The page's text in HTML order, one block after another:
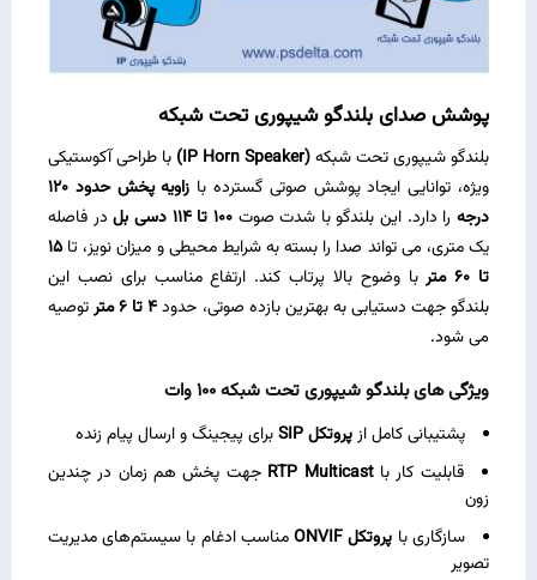
پوشش صدای بلندگو شیپوری تحت شبکه
بلندگو شیپوری تحت شبکه(IP Horn Speaker)
با طراحی آکوستیکی
ویژه، توانایی ایجاد پوشش صوتی گسترده با زاویه پخش حدود 120
درجهرا دارد. این بلندگو با شدت صوت100 تا114 دسی ‌بلدر فاصله
یک متری، می‌ تواند صدا را بسته به شرایط محیطی و میزان نویز، تا 15
تا 60متربا وضوح بالا پرتاب کند. ارتفاع مناسب برای نصب این
بلندگو جهت دستیابی به بهترین بازده صوتی، حدود4تا 6مترتوصیه
می‌ شود.
ویژگی‌ های بلندگو شیپوری تحت شبکه100وات
پشتیبانی کامل ازپروتکل
برای پیجینگ و ارسال پیام زنده
قابلیت کار باRTP Multicast جهت پخش هم‌ زمان در چندین
زون
سازگاری با پروتکلONVIF
مناسب ادغام با سیستم‌های مدیریت
تصویر